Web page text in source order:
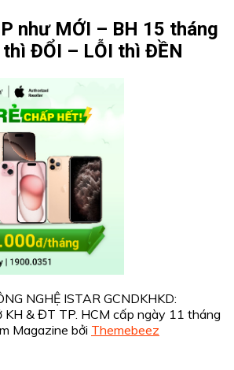
như MỚI – BH 15 tháng
thì ĐỔI – LỖI thì ĐỀN
NGHỆ ISTAR GCNDKHKD:
& ĐT TP. HCM cấp ngày 11 tháng
Magazine bởi Themebeez